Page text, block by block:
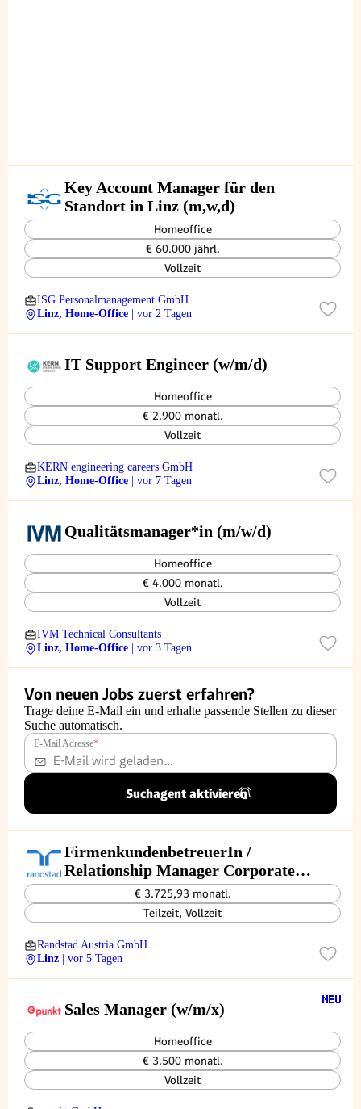
Key Account Manager für den
Standort in Linz (m,w,d)
Homeoffice
€ 60.000 jährl.
Vollzeit
ISG Personalmanagement GmbH
Linz, Home-Office
| vor 2 Tagen
IT Support Engineer (w/m/d)
Homeoffice
€ 2.900 monatl.
Vollzeit
KERN engineering careers GmbH
Linz, Home-Office
| vor 7 Tagen
Qualitätsmanager*in (m/w/d)
Homeoffice
€ 4.000 monatl.
Vollzeit
IVM Technical Consultants
Linz, Home-Office
| vor 3 Tagen
Von neuen Jobs zuerst erfahren?
Trage deine E-Mail ein und erhalte passende Stellen zu dieser
Suche automatisch.
E-Mail Adresse*
Suchagent aktivieren
FirmenkundenbetreuerIn /
Relationship Manager Corporate
Banking (m/w/d)€ 3.725,93 monatl.
Teilzeit, Vollzeit
Randstad Austria GmbH
Linz
| vor 5 Tagen
Sales Manager (w/m/x)
Homeoffice
€ 3.500 monatl.
Vollzeit